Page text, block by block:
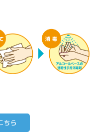
ちら